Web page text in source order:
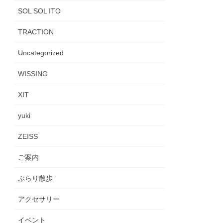
SOL SOL ITO
TRACTION
Uncategorized
WISSING
XIT
yuki
ZEISS
ご案内
ぶらり散歩
アクセサリー
イベント